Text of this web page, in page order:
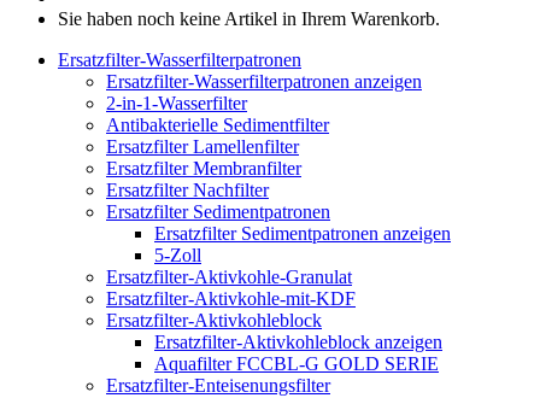
Sie haben noch keine Artikel in Ihrem Warenkorb.
Ersatzfilter-Wasserfilterpatronen
Ersatzfilter-Wasserfilterpatronen anzeigen
2-in-1-Wasserfilter
Antibakterielle Sedimentfilter
Ersatzfilter Lamellenfilter
Ersatzfilter Membranfilter
Ersatzfilter Nachfilter
Ersatzfilter Sedimentpatronen
Ersatzfilter Sedimentpatronen anzeigen
5-Zoll
Ersatzfilter-Aktivkohle-Granulat
Ersatzfilter-Aktivkohle-mit-KDF
Ersatzfilter-Aktivkohleblock
Ersatzfilter-Aktivkohleblock anzeigen
Aquafilter FCCBL-G GOLD SERIE
Ersatzfilter-Enteisenungsfilter